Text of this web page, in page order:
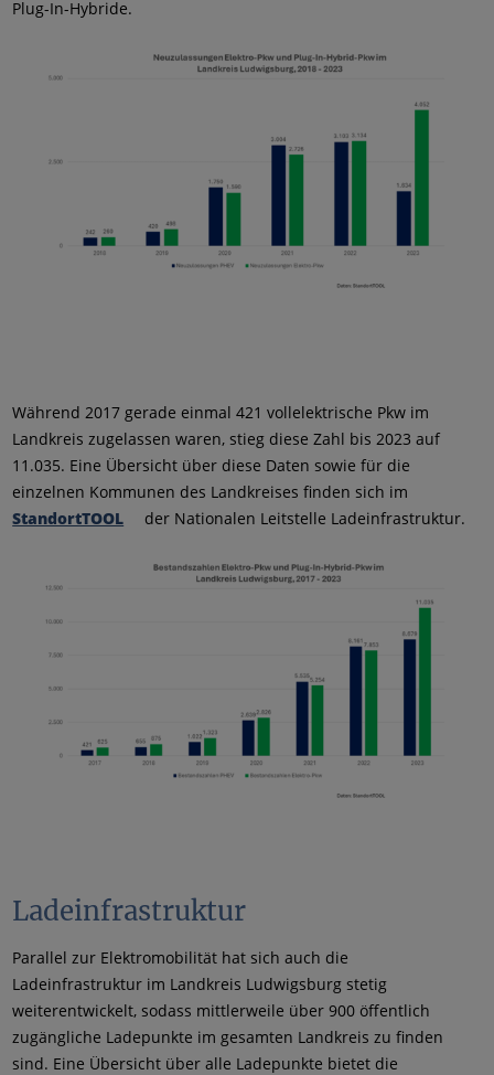
Plug-In-Hybride.
Während 2017 gerade einmal 421 vollelektrische Pkw im
Landkreis zugelassen waren, stieg diese Zahl bis 2023 auf
11.035. Eine Übersicht über diese Daten sowie für die
einzelnen Kommunen des Landkreises finden sich im
StandortTOOL
der Nationalen Leitstelle Ladeinfrastruktur.
Ladeinfrastruktur
Parallel zur Elektromobilität hat sich auch die
Ladeinfrastruktur im Landkreis Ludwigsburg stetig
weiterentwickelt, sodass mittlerweile über 900 öffentlich
zugängliche Ladepunkte im gesamten Landkreis zu finden
sind. Eine Übersicht über alle Ladepunkte bietet die